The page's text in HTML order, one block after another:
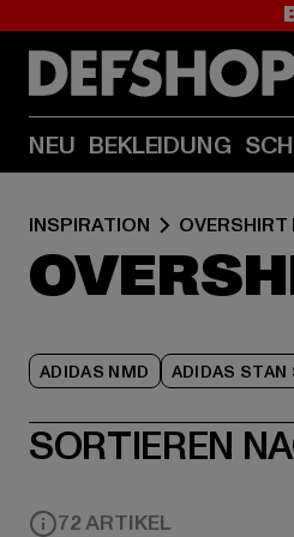
NEU BEKLEIDUNG
INSPIRATION OVERSHIRT
ADIDAS NMD ADIDAS STAN
SORTIEREN
72 ARTIKEL